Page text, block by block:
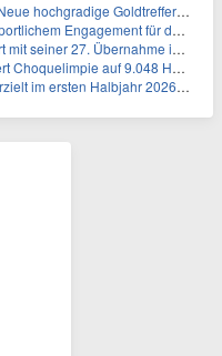
Goldtreffer erweitern Surebet-Entdeckung deutlich
spendet beim 11. UKE-Benefizlauf Rekordsumme zugunsten des Kinderschutzes
Angebot an drohnengestützten Serviceleistungen im Vermessungs- und Bauingenieurwesen für Kunden aus dem Regierungs- und Bausektor
auf 9.048 Hektar – Landpaket wächst um 57%
bei der Umsetzung seiner Nachhaltigkeits-Roadmap Impact 2030